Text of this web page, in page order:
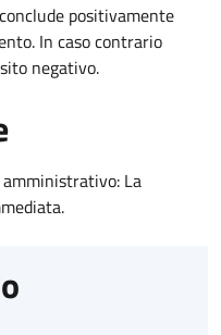
positivamente
In caso contrario
negativo.
La